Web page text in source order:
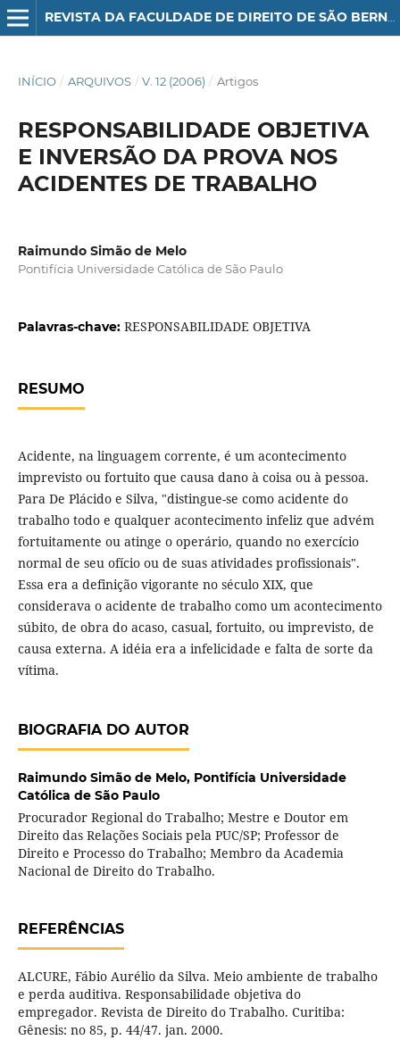
REVISTA DA FACULDADE DE DIREITO DE SÃO BERNARDO DO CAMPO
INÍCIO / ARQUIVOS / V. 12 (2006) / Artigos
RESPONSABILIDADE OBJETIVA
E INVERSÃO DA PROVA NOS
ACIDENTES DE TRABALHO
Raimundo Simão de Melo
Pontifícia Universidade Católica de São Paulo
Palavras-chave: RESPONSABILIDADE OBJETIVA
RESUMO
Acidente, na linguagem corrente, é um acontecimento
imprevisto ou fortuito que causa dano à coisa ou à pessoa.
Para De Plácido e Silva, "distingue-se como acidente do
trabalho todo e qualquer acontecimento infeliz que advém
fortuitamente ou atinge o operário, quando no exercício
normal de seu ofício ou de suas atividades profissionais".
Essa era a definição vigorante no século XIX, que
considerava o acidente de trabalho como um acontecimento
súbito, de obra do acaso, casual, fortuito, ou imprevisto, de
causa externa. A idéia era a infelicidade e falta de sorte da
vítima.
BIOGRAFIA DO AUTOR
Raimundo Simão de Melo, Pontifícia Universidade
Católica de São Paulo
Procurador Regional do Trabalho; Mestre e Doutor em
Direito das Relações Sociais pela PUC/SP; Professor de
Direito e Processo do Trabalho; Membro da Academia
Nacional de Direito do Trabalho.
REFERÊNCIAS
ALCURE, Fábio Aurélio da Silva. Meio ambiente de trabalho
e perda auditiva. Responsabilidade objetiva do
empregador. Revista de Direito do Trabalho. Curitiba:
Gênesis: no 85, p. 44/47. jan. 2000.